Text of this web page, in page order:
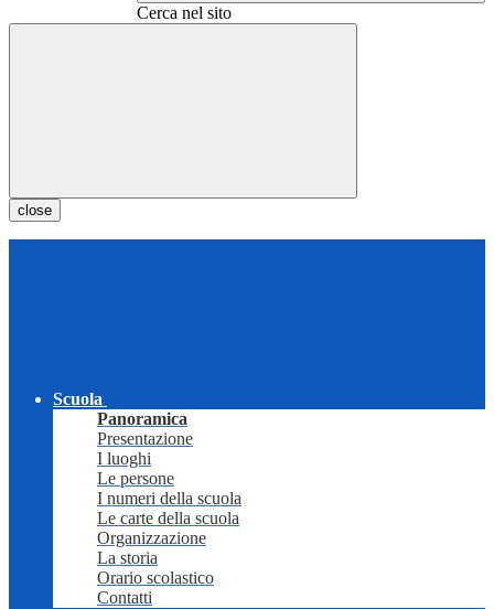
Cerca nel sito
close
Scuola
Panoramica
Presentazione
I luoghi
Le persone
I numeri della scuola
Le carte della scuola
Organizzazione
La storia
Orario scolastico
Contatti